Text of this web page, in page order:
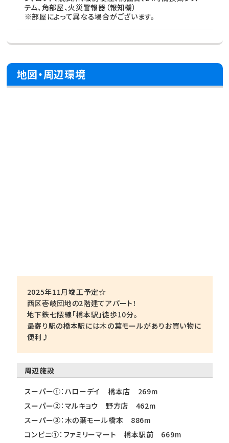
テム、角部屋、火災警報器（報知機）
※部屋によって異なる場合がございます。
地図・周辺環境
2025年11月竣工予定☆
西区壱岐団地の2階建てアパート！
地下鉄七隈線「橋本駅」徒歩10分。
最寄り駅の橋本駅には木の葉モールがありお買い物に
便利♪
周辺施設
スーパー①：ハローデイ 橋本店 269m
スーパー②：マルキョウ 野方店 462m
スーパー③：木の葉モール橋本 886m
コンビニ①：ファミリーマート 橋本駅前 669m